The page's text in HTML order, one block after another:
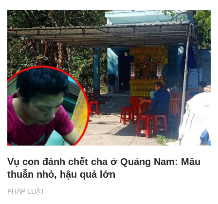
PHÁP LUẬT
Vụ con đánh chết cha ở Quảng Nam: Mâu
thuẫn nhỏ, hậu quả lớn